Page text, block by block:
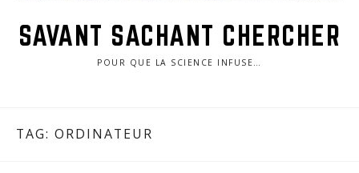
SAVANT SACHANT CHERCHER
POUR QUE LA SCIENCE INFUSE…
TAG: ORDINATEUR